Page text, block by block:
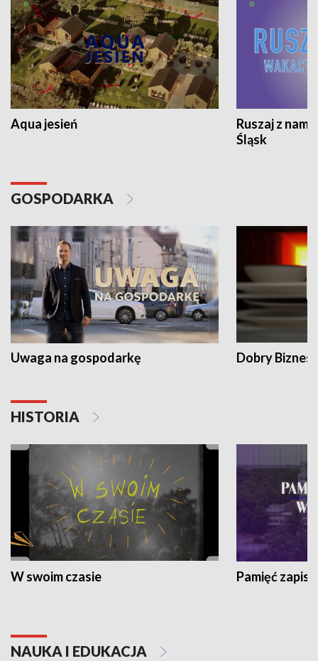
Aqua jesień
Ruszaj z
Śląsk
GOSPODARKA
Uwaga na gospodarkę Dobry Biznes
HISTORIA
W swoim czasie Pamięć
NAUKA I EDUKACJA